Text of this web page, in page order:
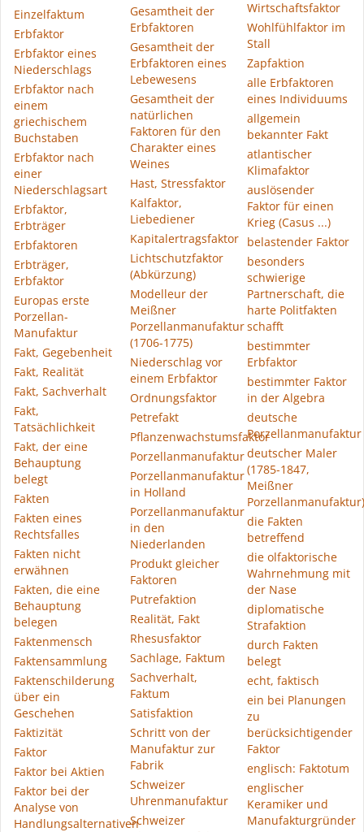
Einzelfaktum
Erbfaktor
Erbfaktor eines
Niederschlags
Erbfaktor nach
einem
griechischem
Buchstaben
Erbfaktor nach
einer
Niederschlagsart
Erbfaktor,
Erbträger
Erbfaktoren
Erbträger,
Erbfaktor
Europas erste
Porzellan-
Manufaktur
Fakt, Gegebenheit
Fakt, Realität
Fakt, Sachverhalt
Fakt,
Tatsächlichkeit
Fakt, der eine
Behauptung
belegt
Fakten
Fakten eines
Rechtsfalles
Fakten nicht
erwähnen
Fakten, die eine
Behauptung
belegen
Faktenmensch
Faktensammlung
Faktenschilderung
über ein
Geschehen
Faktizität
Faktor
Faktor bei Aktien
Faktor bei der
Analyse von
Handlungsalternativen
Gesamtheit der
Erbfaktoren
Gesamtheit der
Erbfaktoren eines
Lebewesens
Gesamtheit der
natürlichen
Faktoren für den
Charakter eines
Weines
Hast, Stressfaktor
Kalfaktor,
Liebediener
Kapitalertragsfaktor
Lichtschutzfaktor
(Abkürzung)
Modelleur der
Meißner
Porzellanmanufaktur
(1706-1775)
Niederschlag vor
einem Erbfaktor
Ordnungsfaktor
Petrefakt
Pflanzenwachstumsfaktor
Porzellanmanufaktur
Porzellanmanufaktur
in Holland
Porzellanmanufaktur
in den
Niederlanden
Produkt gleicher
Faktoren
Putrefaktion
Realität, Fakt
Rhesusfaktor
Sachlage, Faktum
Sachverhalt,
Faktum
Satisfaktion
Schritt von der
Manufaktur zur
Fabrik
Schweizer
Uhrenmanufaktur
Schweizer
Wirtschaftsfaktor
Wohlfühlfaktor im
Stall
Zapfaktion
alle Erbfaktoren
eines Individuums
allgemein
bekannter Fakt
atlantischer
Klimafaktor
auslösender
Faktor für einen
Krieg (Casus ...)
belastender Faktor
besonders
schwierige
Partnerschaft, die
harte Politfakten
schafft
bestimmter
Erbfaktor
bestimmter Faktor
in der Algebra
deutsche
Porzellanmanufaktur
deutscher Maler
(1785-1847,
Meißner
Porzellanmanufaktur)
die Fakten
betreffend
die olfaktorische
Wahrnehmung mit
der Nase
diplomatische
Strafaktion
durch Fakten
belegt
echt, faktisch
ein bei Planungen
zu
berücksichtigender
Faktor
englisch: Faktotum
englischer
Keramiker und
Manufakturgründer